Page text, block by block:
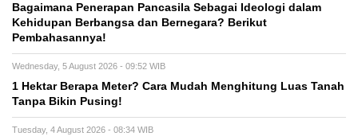
Bagaimana Penerapan Pancasila Sebagai Ideologi dalam
Kehidupan Berbangsa dan Bernegara? Berikut
Pembahasannya!
Wednesday, 5 August 2026 - 09:52 WIB
1 Hektar Berapa Meter? Cara Mudah Menghitung Luas Tanah
Tanpa Bikin Pusing!
Tuesday, 4 August 2026 - 08:34 WIB